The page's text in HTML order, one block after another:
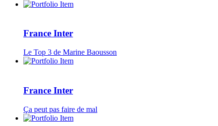
France Inter
Le Top 3 de Marine Baousson
France Inter
Ça peut pas faire de mal